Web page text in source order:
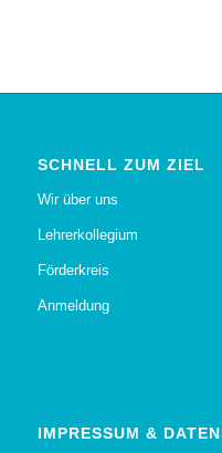
SCHNELL ZUM ZIEL
Wir über uns
Lehrerkollegium
Förderkreis
Anmeldung
IMPRESSUM &